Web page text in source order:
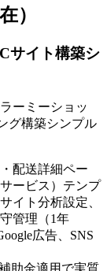
）
サイト構築シ
ーミーショッ
グ構築シンプル
配送詳細ペー
ービス）テンプ
イト分析設定、
管理（1年
広告、SNS
助金適用で実質